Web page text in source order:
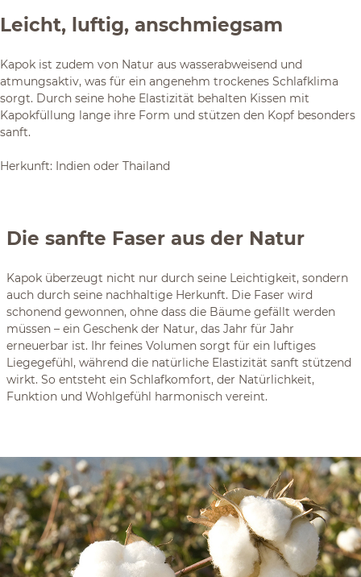
Leicht, luftig, anschmiegsam
Kapok ist zudem von Natur aus wasserabweisend und
atmungsaktiv, was für ein angenehm trockenes Schlafklima
sorgt. Durch seine hohe Elastizität behalten Kissen mit
Kapokfüllung lange ihre Form und stützen den Kopf besonders
sanft.
Herkunft: Indien oder Thailand
Die sanfte Faser aus der Natur
Kapok überzeugt nicht nur durch seine Leichtigkeit, sondern
auch durch seine nachhaltige Herkunft. Die Faser wird
schonend gewonnen, ohne dass die Bäume gefällt werden
müssen – ein Geschenk der Natur, das Jahr für Jahr
erneuerbar ist. Ihr feines Volumen sorgt für ein luftiges
Liegegefühl, während die natürliche Elastizität sanft stützend
wirkt. So entsteht ein Schlafkomfort, der Natürlichkeit,
Funktion und Wohlgefühl harmonisch vereint.